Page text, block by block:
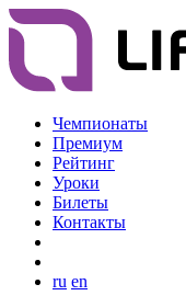
Чемпионаты
Премиум
Рейтинг
Уроки
Билеты
Контакты
ru en